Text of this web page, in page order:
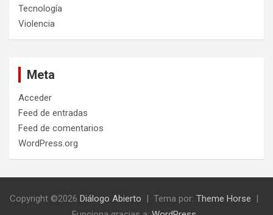
Tecnología
Violencia
Meta
Acceder
Feed de entradas
Feed de comentarios
WordPress.org
Copyright ©2026 Diálogo Abierto Tema por: Theme Horse